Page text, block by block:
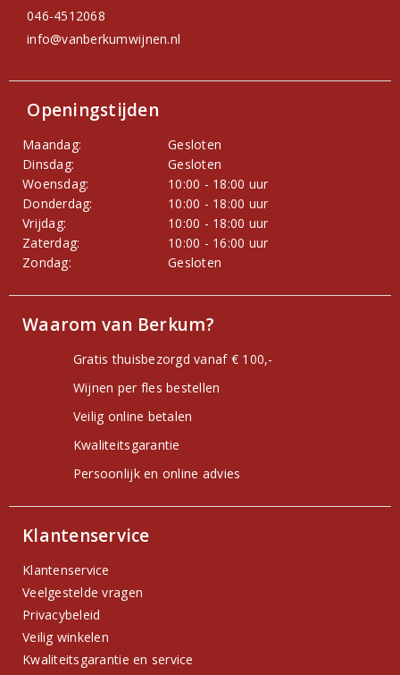
046-4512068
info@vanberkumwijnen.nl
Openingstijden
Maandag:
Gesloten
Dinsdag:
Gesloten
Woensdag:
10:00 - 18:00 uur
Donderdag:
10:00 - 18:00 uur
Vrijdag:
10:00 - 18:00 uur
Zaterdag:
10:00 - 16:00 uur
Zondag:
Gesloten
Waarom van Berkum?
Gratis thuisbezorgd vanaf € 100,-
Wijnen per fles bestellen
Veilig online betalen
Kwaliteitsgarantie
Persoonlijk en online advies
Klantenservice
Klantenservice
Veelgestelde vragen
Privacybeleid
Veilig winkelen
Kwaliteitsgarantie en service